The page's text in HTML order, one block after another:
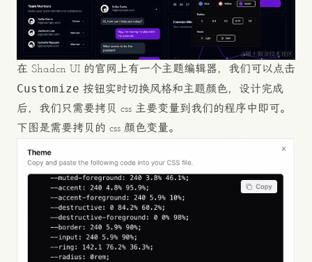
在 Shadcn UI 的官网上有一个主题编辑器，我们可以点击
Customize 按钮实时切换风格和主题颜色，设计完成
后，我们只需要拷贝 css 主要变量到我们的程序中即可。
下图是需要拷贝的 css 颜色变量。